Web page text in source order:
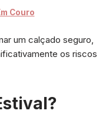
Couro
um calçado seguro,
os riscos